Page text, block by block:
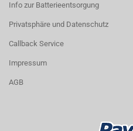
Info zur Batterieentsorgung
Privatsphäre und Datenschutz
Callback Service
Impressum
AGB